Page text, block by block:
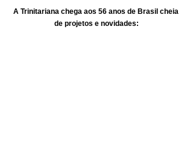
A Trinitariana chega aos 56 anos de Brasil cheia
de projetos e novidades: